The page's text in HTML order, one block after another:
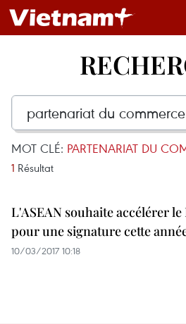
MOT CLÉ: PARTENARIAT DU
1 Résultat
L'ASEAN souhaite accélérer le
pour une signature cette
10/03/2017 10:18